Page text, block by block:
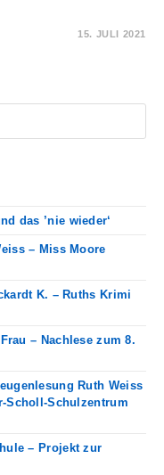
15. JULI 2021
das ’nie wieder‘
– Miss Moore
K. – Ruths Krimi
– Nachlese zum 8.
Ruth Weiss
Scholl-Schulzentrum
– Projekt zur